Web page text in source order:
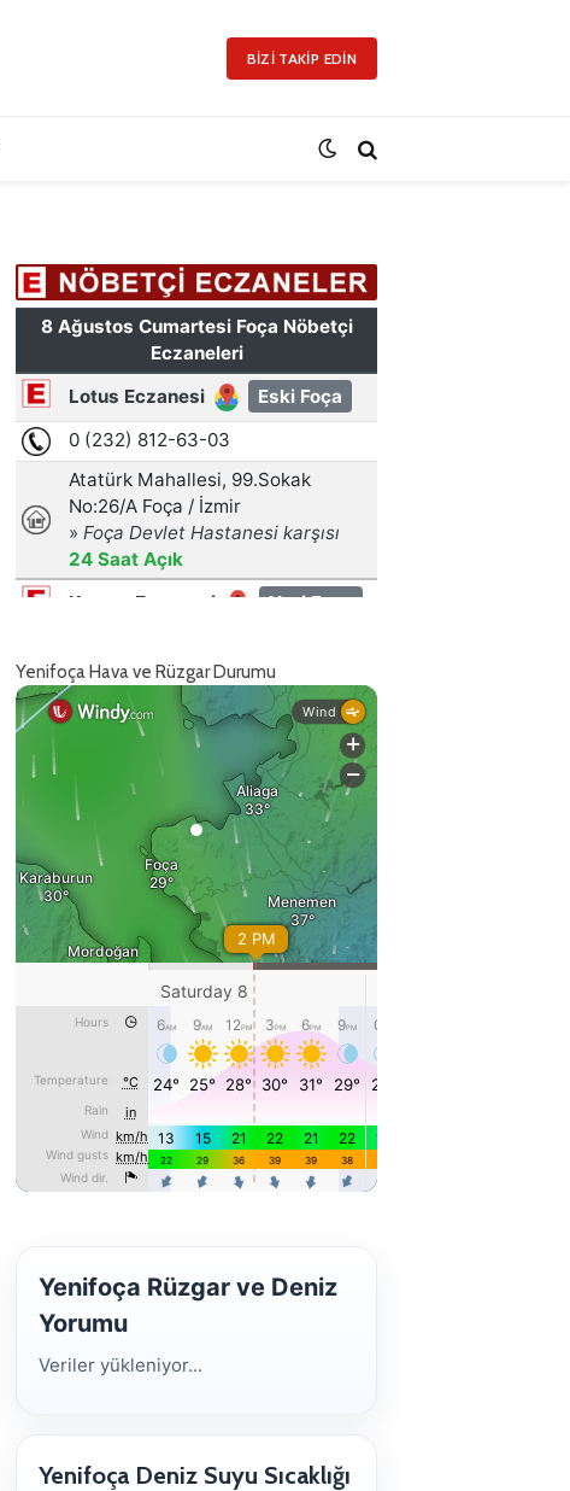
BIZI TAKIP EDIN
Yenifoça Hava ve Rüzgar Durumu
Yenifoça Rüzgar ve Deniz
Yorumu
Veriler yükleniyor...
Yenifoça Deniz Suyu Sıcaklığı